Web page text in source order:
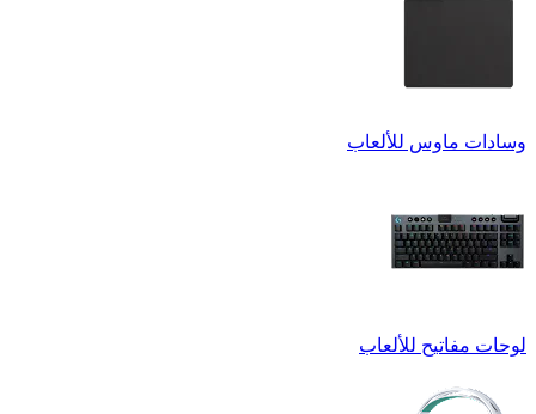
وسادات ماوس للألعاب
لوحات مفاتيح للألعاب